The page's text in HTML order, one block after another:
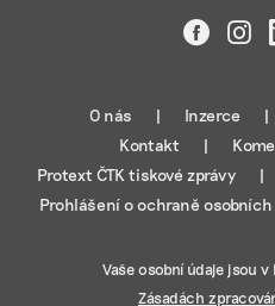
O nás Inzerce
Kontakt
Protext ČTK tiskové zprávy
Prohlášení o ochraně
Vaše osobní údaje jsou
Zásadách